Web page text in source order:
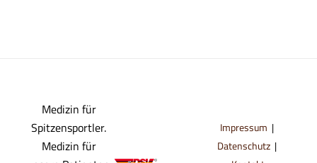
Medizin für
Spitzensportler.
Medizin für
Impressum |
Datenschutz |